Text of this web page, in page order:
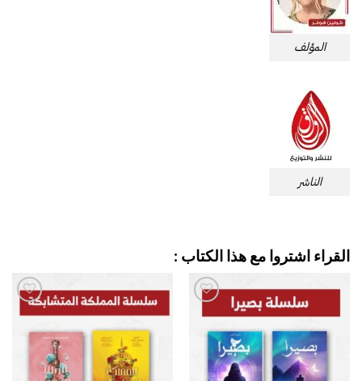
المؤلف
الناشر
القراء اشتروا مع هذا الكتاب :
إضافة
قائمة
الرغبات
إضافة
قائمة
الرغبات